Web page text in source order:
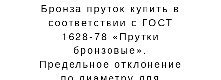
Бронза пруток купить в
соответствии с ГОСТ
1628-78 «Прутки
бронзовые».
Предельное отклонение